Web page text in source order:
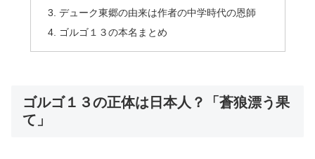
デューク東郷の由来は作者の中学時代の恩師
ゴルゴ１３の本名まとめ
ゴルゴ１３の正体は日本人？「蒼狼漂う果
て」